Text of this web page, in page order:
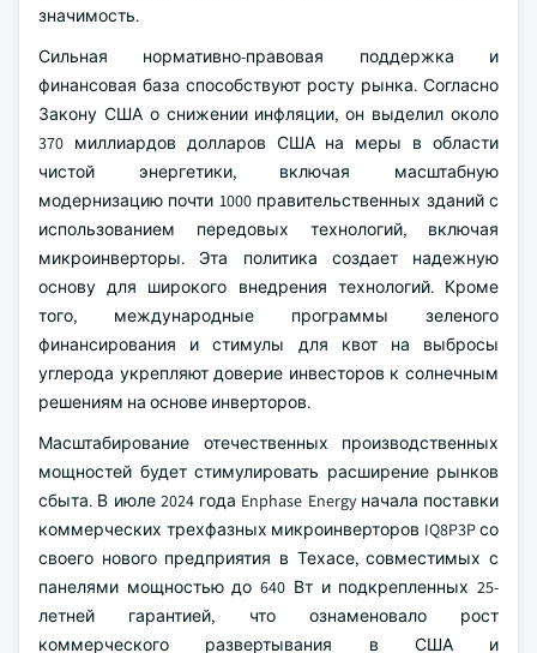
значимость.
Сильная нормативно-правовая поддержка и
финансовая база способствуют росту рынка. Согласно
Закону США о снижении инфляции, он выделил около
370 миллиардов долларов США на меры в области
чистой энергетики, включая масштабную
модернизацию почти 1000 правительственных зданий с
использованием передовых технологий, включая
микроинверторы. Эта политика создает надежную
основу для широкого внедрения технологий. Кроме
того, международные программы зеленого
финансирования и стимулы для квот на выбросы
углерода укрепляют доверие инвесторов к солнечным
решениям на основе инверторов.
Масштабирование отечественных производственных
мощностей будет стимулировать расширение рынков
сбыта. В июле 2024 года Enphase Energy начала поставки
коммерческих трехфазных микроинверторов IQ8P3P со
своего нового предприятия в Техасе, совместимых с
панелями мощностью до 640 Вт и подкрепленных 25-
летней гарантией, что ознаменовало рост
коммерческого развертывания в США и